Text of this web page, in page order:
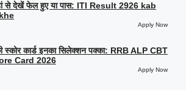
से देखें फेल हुए या पास: ITI Result 2926 kab
Apply Now
कार्ड इनका सिलेक्शन पक्का: RRB ALP CBT
Card 2026
Apply Now